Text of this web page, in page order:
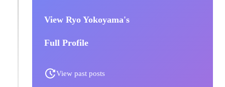
View Ryo Yokoyama's
Full Profile
View past posts